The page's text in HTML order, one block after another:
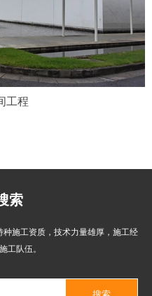
工程
索
施工资质，技术力量雄厚，施工经
工队伍。